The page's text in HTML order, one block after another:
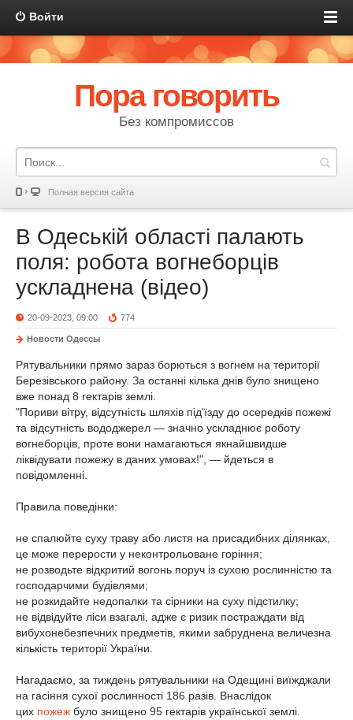
Войти
Пора говорить
Без компромиссов
Полная версия сайта
В Одеській області палають
поля: робота вогнеборців
ускладнена (відео)
20-09-2023, 09:00 774
Новости Одессы
Рятувальники прямо зараз борються з вогнем на території
Березівського району. За останні кілька днів було знищено
вже понад 8 гектарів землі.
"Пориви вітру, відсутність шляхів під'їзду до осередків пожежі
та відсутність вододжерел — значно ускладнює роботу
вогнеборців, проте вони намагаються якнайшвидше
ліквідувати пожежу в даних умовах!", — йдеться в
повідомленні.
Правила поведінки:
не спалюйте суху траву або листя на присадибних ділянках,
це може перерости у неконтрольоване горіння;
не розводьте відкритий вогонь поруч із сухою рослинністю та
господарчими будівлями;
не розкидайте недопалки та сірники на суху підстилку;
не відвідуйте ліси взагалі, адже є ризик постраждати від
вибухонебезпечних предметів, якими забруднена величезна
кількість території України.
Нагадаємо, за тиждень рятувальники на Одещині виїжджали
на гасіння сухої рослинності 186 разів. Внаслідок
цих пожеж було знищено 95 гектарів української землі.